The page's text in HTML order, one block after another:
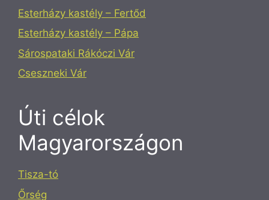
Esterházy kastély – Fertőd
Esterházy kastély – Pápa
Sárospataki Rákóczi Vár
Cseszneki Vár
Úti célok
Magyarországon
Tisza-tó
Őrség